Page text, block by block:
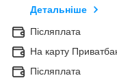
Детальніше
Післяплата
На карту
Післяплата